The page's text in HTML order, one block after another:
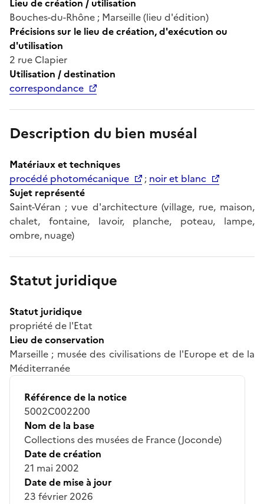
Bouches-du-Rhône ; Marseille (lieu d'édition)
Précisions sur le lieu de création, d'exécution ou
d'utilisation
2 rue Clapier
Utilisation / destination
correspondance
Description du bien muséal
Matériaux et techniques
procédé photomécanique
; noir et blanc
Sujet représenté
Saint-Véran ; vue d'architecture (village, rue, maison,
chalet, fontaine, lavoir, planche, poteau, lampe,
ombre, nuage)
Statut juridique
Statut juridique
propriété de l'Etat
Lieu de conservation
Marseille ; musée des civilisations de l'Europe et de la
Méditerranée
Référence de la notice
5002C002200
Nom de la base
Collections des musées de France (Joconde)
Date de création
21 mai 2002
Date de mise à jour
23 février 2026